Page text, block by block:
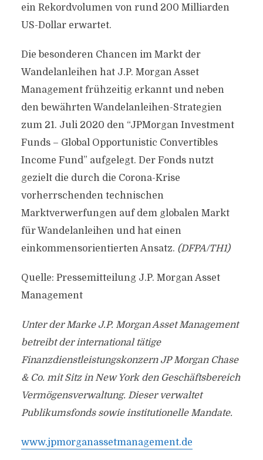
ein Rekordvolumen von rund 200 Milliarden
US-Dollar erwartet.
Die besonderen Chancen im Markt der
Wandelanleihen hat J.P. Morgan Asset
Management frühzeitig erkannt und neben
den bewährten Wandelanleihen-Strategien
zum 21. Juli 2020 den “JPMorgan Investment
Funds – Global Opportunistic Convertibles
Income Fund” aufgelegt. Der Fonds nutzt
gezielt die durch die Corona-Krise
vorherrschenden technischen
Marktverwerfungen auf dem globalen Markt
für Wandelanleihen und hat einen
einkommensorientierten Ansatz. (DFPA/TH1)
Quelle: Pressemitteilung J.P. Morgan Asset
Management
Unter der Marke J.P. Morgan Asset Management
betreibt der international tätige
Finanzdienstleistungskonzern JP Morgan Chase
& Co. mit Sitz in New York den Geschäftsbereich
Vermögensverwaltung. Dieser verwaltet
Publikumsfonds sowie institutionelle Mandate.
www.jpmorganassetmanagement.de